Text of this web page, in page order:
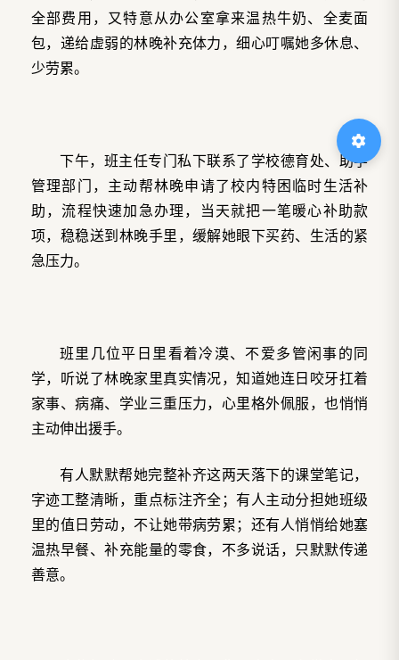
全部费用，又特意从办公室拿来温热牛奶、全麦面
包，递给虚弱的林晚补充体力，细心叮嘱她多休息、
少劳累。
下午，班主任专门私下联系了学校德育处、助学
管理部门，主动帮林晚申请了校内特困临时生活补
助，流程快速加急办理，当天就把一笔暖心补助款
项，稳稳送到林晚手里，缓解她眼下买药、生活的紧
急压力。
班里几位平日里看着冷漠、不爱多管闲事的同
学，听说了林晚家里真实情况，知道她连日咬牙扛着
家事、病痛、学业三重压力，心里格外佩服，也悄悄
主动伸出援手。
有人默默帮她完整补齐这两天落下的课堂笔记，
字迹工整清晰，重点标注齐全；有人主动分担她班级
里的值日劳动，不让她带病劳累；还有人悄悄给她塞
温热早餐、补充能量的零食，不多说话，只默默传递
善意。